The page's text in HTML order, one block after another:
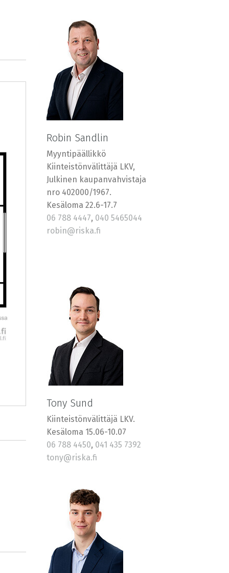
Robin Sandlin
Myyntipäällikkö
Kiinteistönvälittäjä LKV,
Julkinen kaupanvahvistaja
nro 402000/1967.
Kesäloma 22.6-17.7
06 788 4447, 040 5465044
robin@riska.fi
Tony Sund
Kiinteistönvälittäjä LKV.
Kesäloma 15.06-10.07
06 788 4450, 041 435 7392
tony@riska.fi